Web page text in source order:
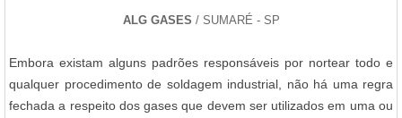
ALG GASES / SUMARÉ - SP
Embora existam alguns padrões responsáveis por nortear todo e
qualquer procedimento de soldagem industrial, não há uma regra
fechada a respeito dos gases que devem ser utilizados em uma ou